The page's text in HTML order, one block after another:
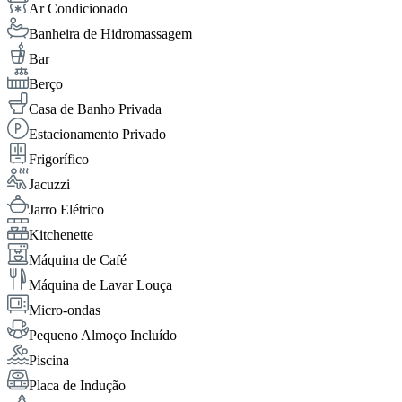
Ar Condicionado
Banheira de Hidromassagem
Bar
Berço
Casa de Banho Privada
Estacionamento Privado
Frigorífico
Jacuzzi
Jarro Elétrico
Kitchenette
Máquina de Café
Máquina de Lavar Louça
Micro-ondas
Pequeno Almoço Incluído
Piscina
Placa de Indução